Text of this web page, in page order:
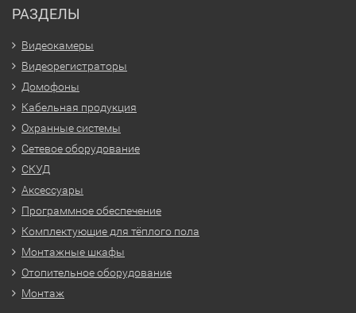
РАЗДЕЛЫ
Видеокамеры
Видеорегистраторы
Домофоны
Кабельная продукция
Охранные системы
Сетевое оборудование
СКУД
Аксессуары
Программное обеспечение
Комплектующие для тёплого пола
Монтажные шкафы
Отопительное оборудование
Монтаж